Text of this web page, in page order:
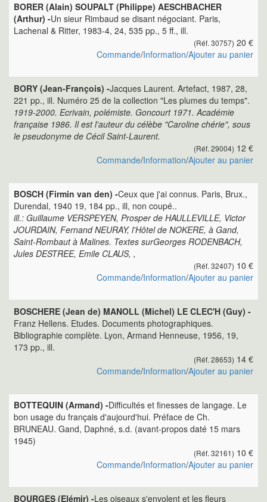
BORER (Alain) SOUPALT (Philippe) AESCHBACHER
(Arthur) -Un sieur Rimbaud se disant négociant. Paris,
Lachenal & Ritter, 1983-4, 24, 535 pp., 5 ff., ill.
(Réf. 30757) 20 €
Commande/Information/Ajouter au panier
BORY (Jean-François) -Jacques Laurent. Artefact, 1987, 28,
221 pp., ill. Numéro 25 de la collection "Les plumes du temps".
1919-2000. Ecrivain, polémiste. Goncourt 1971. Académie
française 1986. Il est l'auteur du célèbe "Caroline chérie", sous
le pseudonyme de Cécil Saint-Laurent.
(Réf. 29004) 12 €
Commande/Information/Ajouter au panier
BOSCH (Firmin van den) -Ceux que j'ai connus. Paris, Brux.,
Durendal, 1940 19, 184 pp., ill, non coupé..
ill.: Guillaume VERSPEYEN, Prosper de HAULLEVILLE, Victor
JOURDAIN, Fernand NEURAY, l'Hôtel de NOKERE, à Gand,
Saint-Rombaut à Malines. Textes surGeorges RODENBACH,
Jules DESTREE, Emile CLAUS, ,
(Réf. 32407) 10 €
Commande/Information/Ajouter au panier
BOSCHERE (Jean de) MANOLL (Michel) LE CLEC'H (Guy) -
Franz Hellens. Etudes. Documents photographiques.
Bibliographie complète. Lyon, Armand Henneuse, 1956, 19,
173 pp., ill.
(Réf. 28653) 14 €
Commande/Information/Ajouter au panier
BOTTEQUIN (Armand) -Difficultés et finesses de langage. Le
bon usage du français d'aujourd'hui. Préface de Ch.
BRUNEAU. Gand, Daphné, s.d. (avant-propos daté 15 mars
1945)
(Réf. 32161) 10 €
Commande/Information/Ajouter au panier
BOURGES (Elémir) -Les oiseaux s'envolent et les fleurs